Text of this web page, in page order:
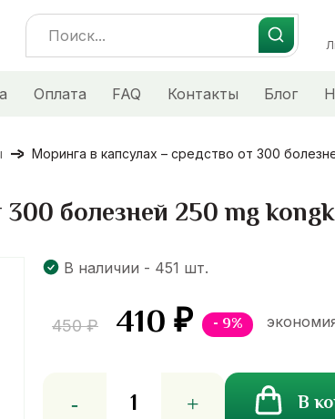
Search
for:
Оплата FAQ Контакты Блог
Моринга в капсулах – средство от 300
болезней 250 mg
В наличии - 451 шт.
450₽ 410₽ - 9%
товара
В